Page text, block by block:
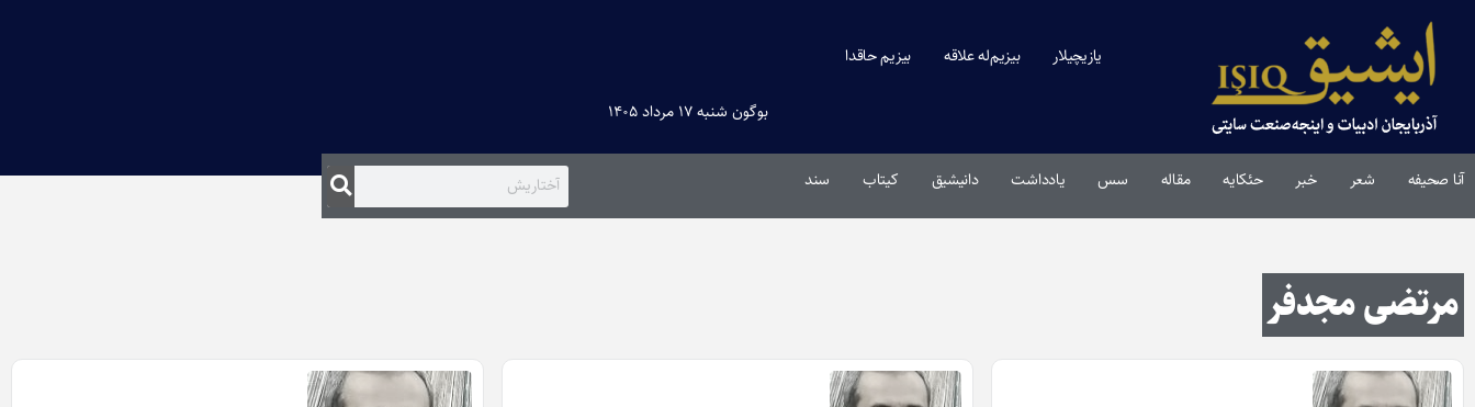
یازیچیلار بیزیم‌له علاقه بیزیم حاقدا
بوگون شنبه ۱۷ مرداد ۱۴۰۵
آنا صحیفه شعر خبر حئکایه مقاله‌ سس یادداشت دانیشیق کیتاب سند
مرتضی مجدفر